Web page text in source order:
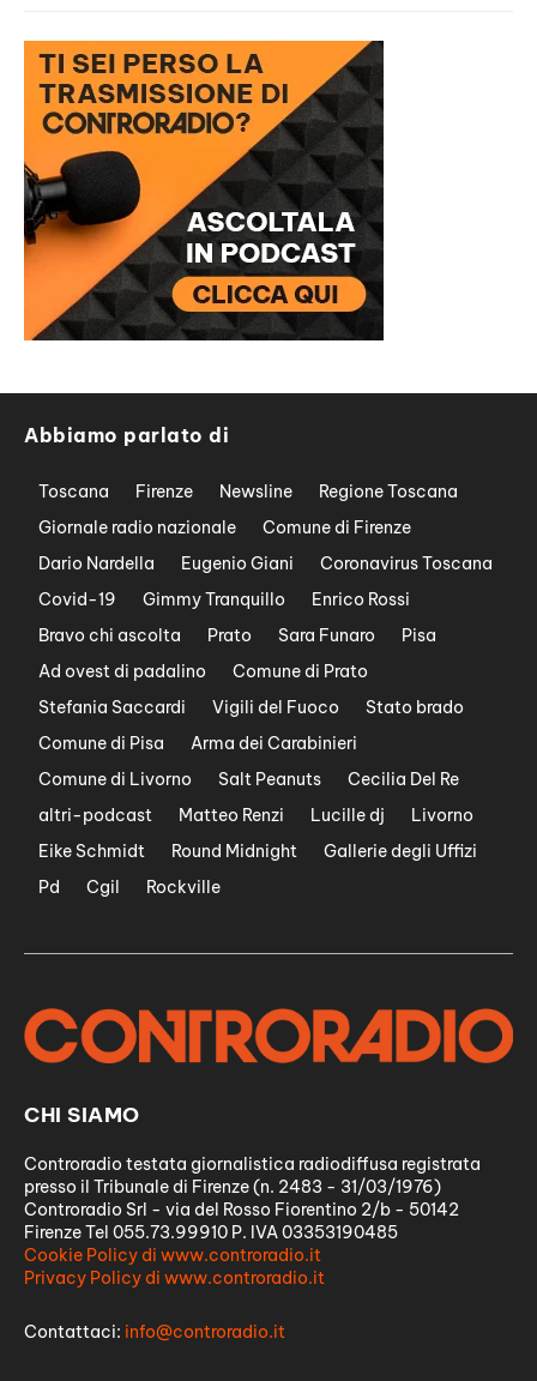
Abbiamo parlato di
Toscana Firenze Newsline
Regione Toscana
Giornale radio nazionale
Comune di Firenze
Dario Nardella
Eugenio Giani
Coronavirus Toscana
Covid-19
Gimmy Tranquillo
Enrico Rossi
Bravo chi ascolta
Prato Sara Funaro
Pisa
Ad ovest di padalino
Comune di Prato
Stefania Saccardi
Vigili del Fuoco
Stato brado
Comune di Pisa
Arma dei Carabinieri
Comune di Livorno
Salt Peanuts
Cecilia Del Re
altri-podcast
Matteo Renzi Lucille dj
Livorno
Eike Schmidt
Round Midnight
Gallerie degli Uffizi
Pd
Cgil Rockville
CHI SIAMO
Controradio testata giornalistica radiodiffusa registrata
presso il Tribunale di Firenze (n. 2483 - 31/03/1976)
Controradio Srl - via del Rosso Fiorentino 2/b - 50142
Firenze Tel 055.73.99910 P. IVA 03353190485
Cookie Policy di www.controradio.it
Privacy Policy di www.controradio.it
Contattaci: info@controradio.it